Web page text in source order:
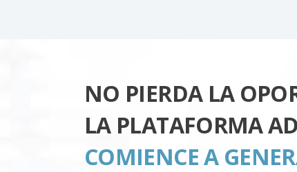
NO PIERDA LA
LA PLATAFORMA
COMIENCE A